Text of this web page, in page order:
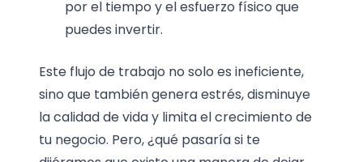
por el tiempo y el esfuerzo físico que
puedes invertir.
Este flujo de trabajo no solo es ineficiente,
sino que también genera estrés, disminuye
la calidad de vida y limita el crecimiento de
tu negocio. Pero, ¿qué pasaría si te